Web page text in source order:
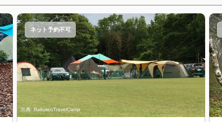
出典:RakutenTravelCamp
ネット予約不可